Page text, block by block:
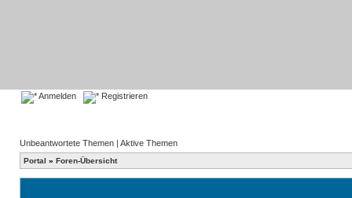
Anmelden Registrieren
Unbeantwortete Themen | Aktive Themen
Portal » Foren-Übersicht